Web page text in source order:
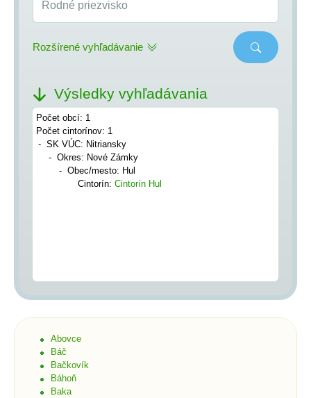
Rodné priezvisko
Rozšírené vyhľadávanie
Výsledky vyhľadávania
Počet obcí: 1
Počet cintorínov: 1
SK VÚC: Nitriansky
Okres: Nové Zámky
Obec/mesto: Hul
Cintorín: Cintorín Hul
Abovce
Báč
Bačkovík
Báhoň
Baka